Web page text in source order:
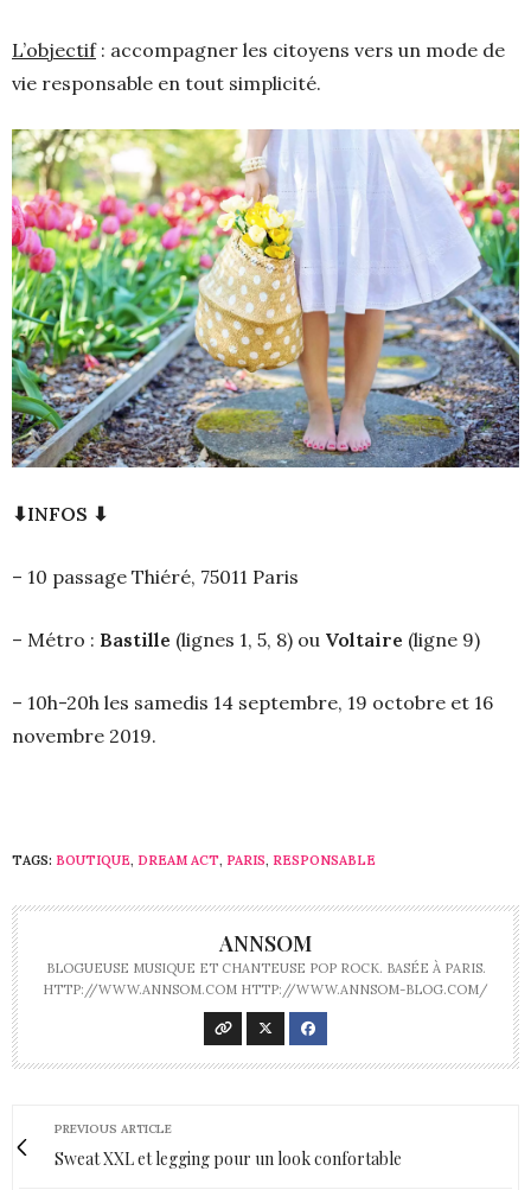
L’objectif: accompagner les citoyens vers un mode de
vie responsable en tout simplicité.
⬇INFOS ⬇
– 10 passage Thiéré, 75011 Paris
– Métro : Bastille (lignes 1, 5, 8) ou Voltaire (ligne 9)
– 10h-20h les samedis 14 septembre, 19 octobre et 16
novembre 2019.
TAGS: BOUTIQUE, DREAM ACT, PARIS, RESPONSABLE
ANNSOM
BLOGUEUSE MUSIQUE ET CHANTEUSE POP ROCK. BASÉE À PARIS.
HTTP://WWW.ANNSOM.COM HTTP://WWW.ANNSOM-BLOG.COM/
PREVIOUS ARTICLE
Sweat XXL et legging pour un look confortable